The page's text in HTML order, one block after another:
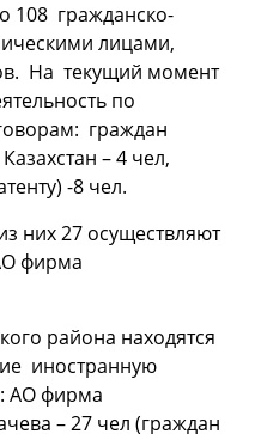
гражданско-
лицами,
На текущий момент
по
граждан
– 4 чел,
-8 чел.
них 27 осуществляют
фирма
района находятся
иностранную
АО фирма
– 27 чел (граждан